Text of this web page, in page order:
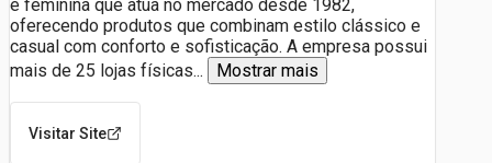
e feminina que atua no mercado desde 1982,
oferecendo produtos que combinam estilo clássico e
casual com conforto e sofisticação. A empresa possui
mais de 25 lojas físicas... Mostrar mais
Visitar Site